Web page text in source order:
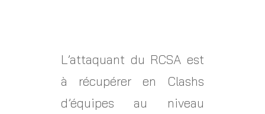
L’attaquant du RCSA est
à récupérer en Clashs
d’équipes au niveau